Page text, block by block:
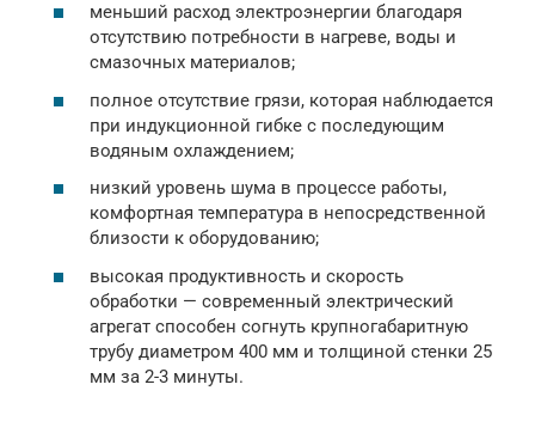
меньший расход электроэнергии благодаря
отсутствию потребности в нагреве, воды и
смазочных материалов;
полное отсутствие грязи, которая наблюдается
при индукционной гибке с последующим
водяным охлаждением;
низкий уровень шума в процессе работы,
комфортная температура в непосредственной
близости к оборудованию;
высокая продуктивность и скорость
обработки — современный электрический
агрегат способен согнуть крупногабаритную
трубу диаметром 400 мм и толщиной стенки 25
мм за 2-3 минуты.